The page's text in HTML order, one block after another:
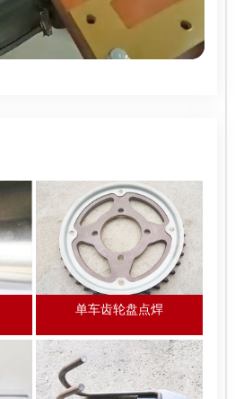
单车齿轮盘点焊